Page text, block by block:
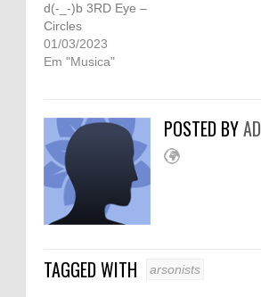
d(-_-)b 3RD Eye –
Circles
01/03/2023
Em "Musica"
POSTED BY
TAGGED WITH arsonists